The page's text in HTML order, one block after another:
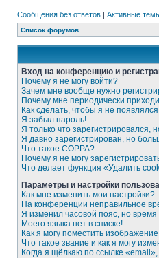
Сообщения без ответов | Активные
Список форумов
Вход на конференцию и
Почему я не могу войти?
Зачем мне вообще нужно
Почему мне периодически
Как сделать, чтобы я не
Я забыл пароль!
Я только что зарегистрировался,
Я давно зарегистрирован, но
Что такое COPPA?
Почему я не могу
Что делает функция «Удалить
Параметры и настройки
Как мне изменить мои настройки?
На конференции неправильное
Я изменил часовой пояс, но
Моего языка нет в списке!
Как я могу поместить
Что такое звание и как я могу
Когда я щёлкаю по ссылке